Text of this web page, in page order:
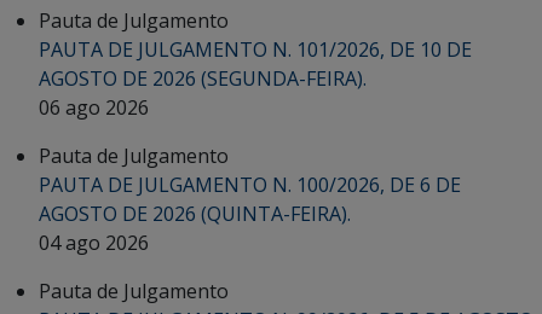
Pauta de Julgamento
PAUTA DE JULGAMENTO N. 101/2026, DE 10 DE
AGOSTO DE 2026 (SEGUNDA-FEIRA).
06 ago 2026
Pauta de Julgamento
PAUTA DE JULGAMENTO N. 100/2026, DE 6 DE
AGOSTO DE 2026 (QUINTA-FEIRA).
04 ago 2026
Pauta de Julgamento